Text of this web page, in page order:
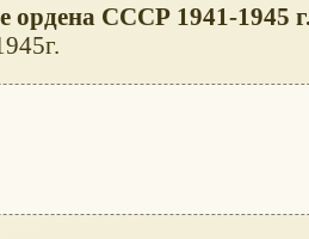
ордена СССР 1941-1945 г.